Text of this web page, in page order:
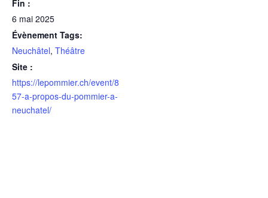
Fin :
6 mai 2025
Évènement Tags:
Neuchâtel, Théâtre
Site :
https://lepommier.ch/event/8
57-a-propos-du-pommier-a-
neuchatel/